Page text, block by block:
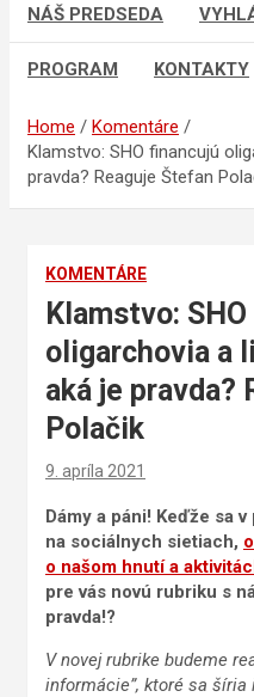
NÁŠ PREDSEDA
PROGRAM KONTAKTY
Home
Komentáre
Klamstvo: SHO financujú
pravda? Reaguje Štefan
KOMENTÁRE
Klamstvo:
oligarchovia a
aká je pravda?
Polačik
9. apríla 2021
Dámy a páni! Keďže sa
na sociálnych sietiach,
o našom hnutí a
pre vás novú rubriku s
pravda!?
V novej rubrike budeme
informácie”, ktoré sa